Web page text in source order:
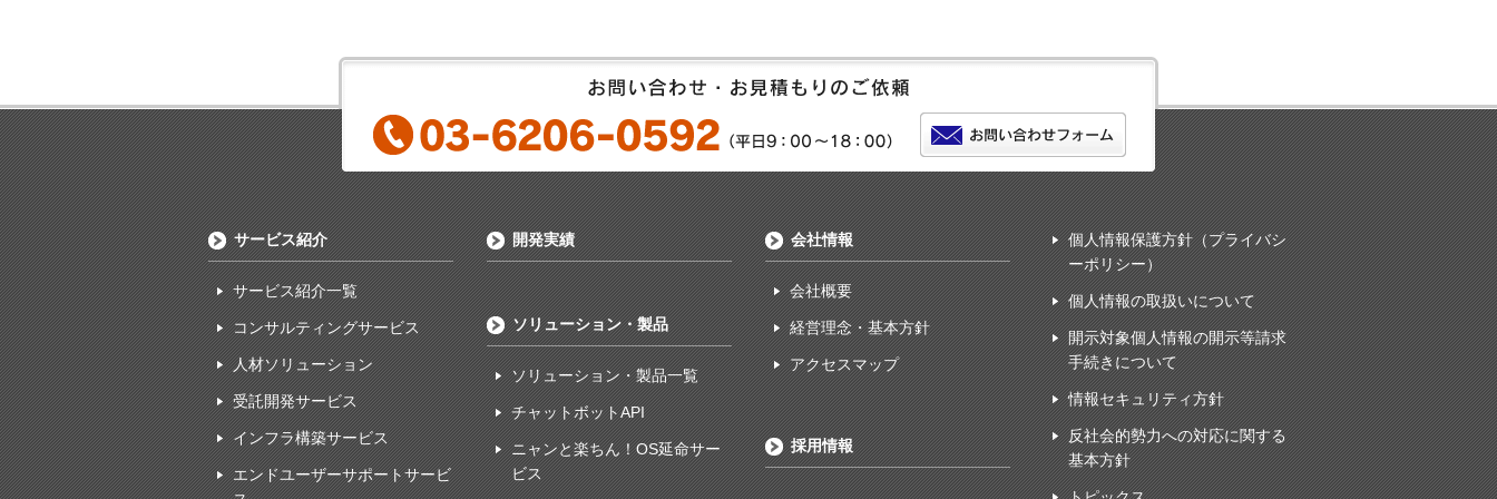
サービス紹介
サービス紹介一覧
コンサルティングサービス
人材ソリューション
受託開発サービス
インフラ構築サービス
エンドユーザーサポートサービ
開発実績
ソリューション・製品
ソリューション・製品一覧
チャットボットAPI
ニャンと楽ちん！OS延命サー
ビス
会社情報
会社概要
経営理念・基本方針
アクセスマップ
採用情報
個人情報保護方針（プライバシ
ーポリシー）
個人情報の取扱いについて
開示対象個人情報の開示等請求
手続きについて
情報セキュリティ方針
反社会的勢力への対応に関する
基本方針